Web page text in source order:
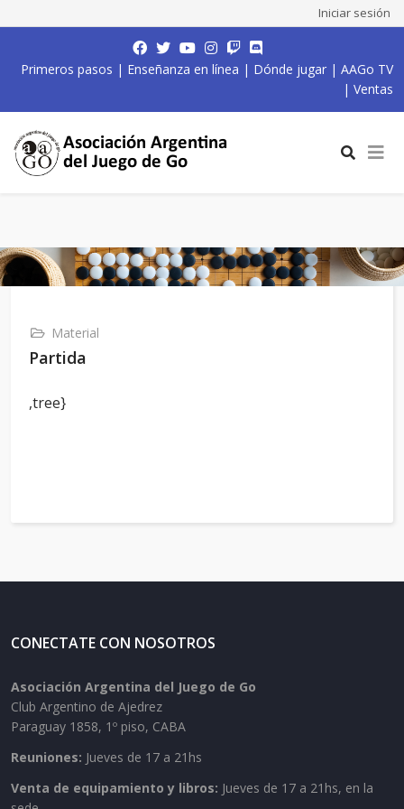
Iniciar sesión
Primeros pasos | Enseñanza en línea | Dónde jugar | AAGo TV
| Ventas
Material
Partida
,tree}
CONECTATE CON NOSOTROS
Asociación Argentina del Juego de Go
Club Argentino de Ajedrez
Paraguay 1858, 1º piso, CABA
Reuniones: Jueves de 17 a 21hs
Venta de equipamiento y libros: Jueves de 17 a 21hs, en la